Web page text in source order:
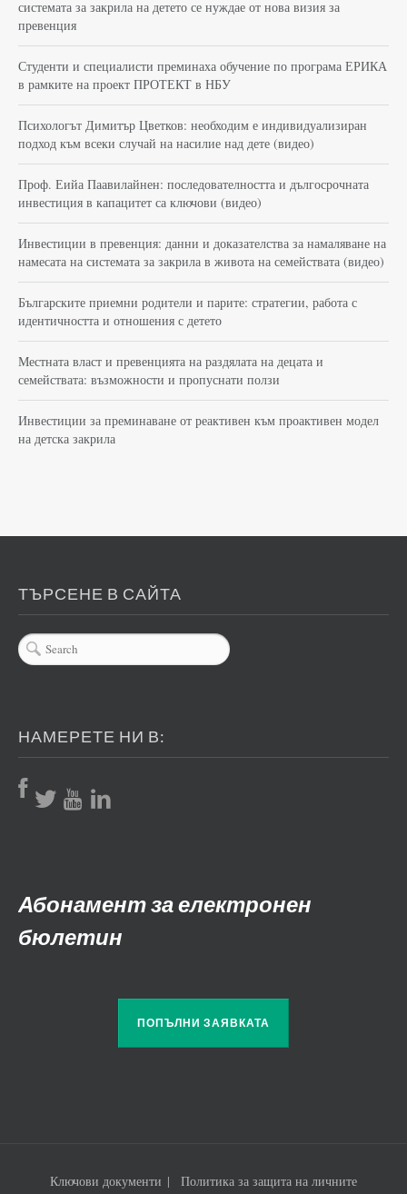
системата за закрила на детето се нуждае от нова визия за
превенция
Студенти и специалисти преминаха обучение по програма ЕРИКА
в рамките на проект ПРОТЕКТ в НБУ
Психологът Димитър Цветков: необходим е индивидуализиран
подход към всеки случай на насилие над дете (видео)
Проф. Еийа Паавилайнен: последователността и дългосрочната
инвестиция в капацитет са ключови (видео)
Инвестиции в превенция: данни и доказателства за намаляване на
намесата на системата за закрила в живота на семействата (видео)
Българските приемни родители и парите: стратегии, работа с
идентичността и отношения с детето
Местната власт и превенцията на раздялата на децата и
семействата: възможности и пропуснати ползи
Инвестиции за преминаване от реактивен към проактивен модел
на детска закрила
ТЪРСЕНЕ В САЙТА
НАМЕРЕТЕ НИ В:
Абонамент за електронен
бюлетин
ПОПЪЛНИ ЗАЯВКАТА
Ключови документи
Политика за защита на личните